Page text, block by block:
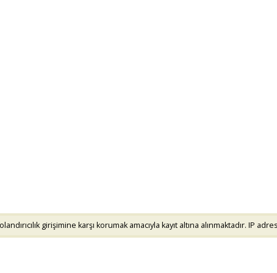
girişimine karşı korumak amacıyla kayıt altına alınmaktadır. IP